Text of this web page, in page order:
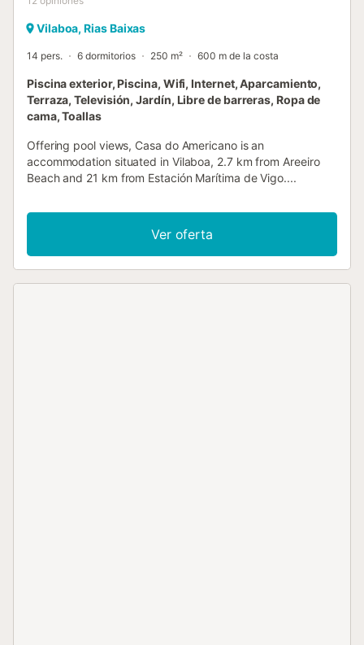
Vilaboa, Rias Baixas
14 pers. 6 dormitorios 250 m² 600 m de la costa
Piscina exterior, Piscina, Wifi, Internet, Aparcamiento,
Terraza, Televisión, Jardín, Libre de barreras, Ropa de
cama, Toallas
Offering pool views, Casa do Americano is an
accommodation situated in Vilaboa, 2.7 km from Areeiro
Beach and 21 km from Estación Marítima de Vigo....
Ver oferta